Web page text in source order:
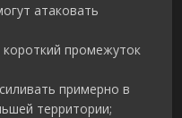
атаковать
промежуток
примерно в
территории;